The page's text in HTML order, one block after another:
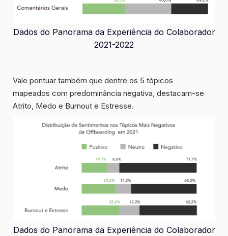
Dados do Panorama da Experiência do Colaborador
2021-2022
Vale pontuar também que dentre os 5 tópicos
mapeados com predominância negativa, destacam-se
Atrito, Medo e Burnout e Estresse.
Dados do Panorama da Experiência do Colaborador